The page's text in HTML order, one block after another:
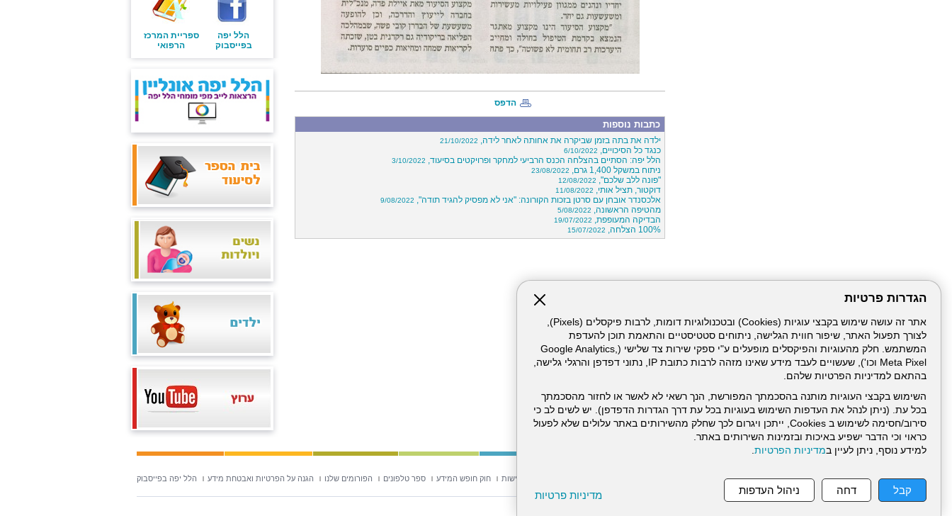
הגדרות פרטיות
אתר זה עושה שימוש בקבצי עוגיות (Cookies) ובטכנולוגיות דומות, לרבות פיקסלים (Pixels),
לצורך תפעול האתר, שיפור חווית הגלישה, ניתוחים סטטיסטיים והתאמת תוכן להעדפת
המשתמש. חלק מהעוגיות והפיקסלים מופעלים ע"י ספקי שירות צד שלישי (Google Analytics,
Meta Pixel וכו'), שעשויים לעבד מידע שאינו מזהה לרבות כתובת IP, נתוני דפדפן והרגלי גלישה,
בהתאם למדיניות הפרטיות שלהם.
השימוש בקבצי העוגיות מותנה בהסכמתך המפורשת, הנך רשאי לא לאשר או לחזור מהסכמתך
בכל עת. (ניתן לנהל את העדפות השימוש בעוגיות בכל עת דרך הגדרות הדפדפן). יש לשים לב כי
סירוב/חסימה לשימוש ב Cookies, ייתכן ויגרום לכך שחלק מהשירותים באתר עלולים שלא לפעול
כראוי וכי הדבר ישפיע באיכות ובזמינות השירותים באתר.
למידע נוסף, ניתן לעיין במדיניות הפרטיות.
קבל דחה ניהול העדפות מדיניות פרטיות
הדפס
כתבות נוספות
ילדה את בתה בזמן שביקרה את אחותה לאחר לידה, 21/10/2022
כנגד כל הסיכויים, 6/10/2022
הלל יפה: הסתיים בהצלחה הכנס הרביעי למחקר ופרויקטים בסיעוד, 3/10/2022
ניתוח במשקל 1,400 גרם, 23/08/2022
"פונה ללב שלכם", 12/08/2022
דוקטור, תציל אותי, 11/08/2022
אלכסנדר אובחן עם סרטן בזכות הקורונה: "אני לא מפסיק להגיד תודה", 9/08/2022
מהטיפה הראשונה, 5/08/2022
הבדיקה המעופפת, 19/07/2022
100% הצלחה, 15/07/2022
הלל יפה
בפייסבוק
ספריית המרכז
הרפואי
הצהרת נגישות חוק חופש המידע ספר טלפונים הפורומים שלנו הגנה על הפרטיות ואבטחת מידע הלל יפה בפייסבוק